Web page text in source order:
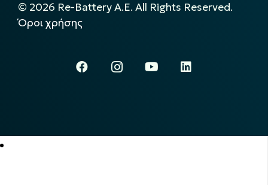
© 2026 Re-Battery A.E. All Rights Reserved.
Όροι χρήσης